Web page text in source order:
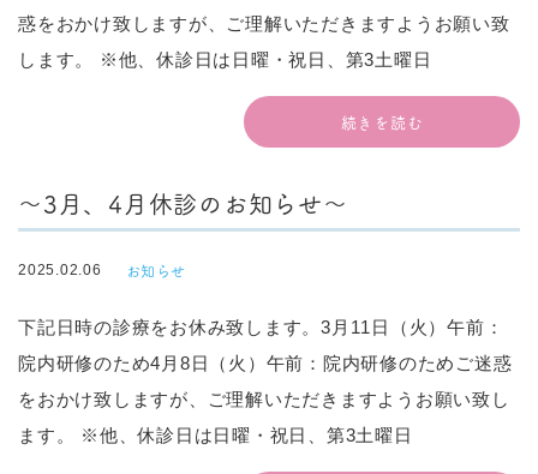
惑をおかけ致しますが、ご理解いただきますようお願い致
します。 ※他、休診日は日曜・祝日、第3土曜日
続きを読む
～3月、4月休診のお知らせ～
2025.02.06 お知らせ
下記日時の診療をお休み致します。3月11日（火）午前：
院内研修のため4月8日（火）午前：院内研修のためご迷惑
をおかけ致しますが、ご理解いただきますようお願い致し
ます。 ※他、休診日は日曜・祝日、第3土曜日